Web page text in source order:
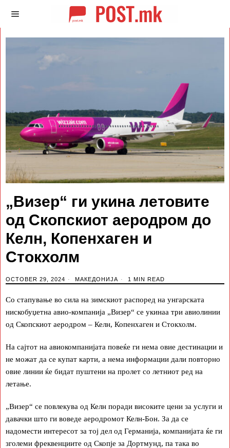
„Визер“ ги укина летовите
од Скопскиот аеродром до
Келн, Копенхаген и
Стокхолм
OCTOBER 29, 2024 МАКЕДОНИЈА 1 MIN READ
Со стапување во сила на зимскиот распоред на унгарската
нискобуџетна авио-компанија „Визер“ се укинаа три авиолинии
од Скопскиот аеродром – Келн, Копенхаген и Стокхолм.
На сајтот на авиокомпанијата повеќе ги нема овие дестинации и
не можат да се купат карти, а нема информации дали повторно
овие линии ќе бидат пуштени на пролет со летниот ред на
летање.
„Визер“ се повлекува од Келн поради високите цени за услуги и
давачки што ги воведе аеродромот Келн-Бон. За да се
надомести интересот за тој дел од Германија, компанијата ќе ги
зголеми фреквенциите од Скопје за Дортмунд, па така во